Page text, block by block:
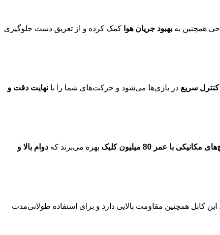
همچنین به بهبود جریان هوا کمک کرده و از تعریق دست جلوگیری
کنترل سریع در بازی‌ها می‌شود و حرکت‌های شما را با نهایت دقت و
مکانیکی با عمر 80 میلیون کلیک بهره می‌برند که دوام بالا و
کابل همچنین مقاومت بالایی دارد و برای استفاده طولانی‌مدت